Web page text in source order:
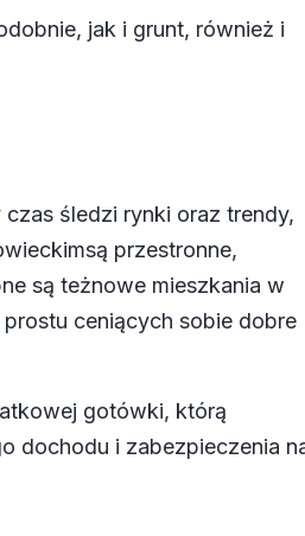
jak i grunt, również i
czas śledzi rynki oraz trendy,
są przestronne,
są teżnowe mieszkania w
ceniących sobie dobre
gotówki, którą
dochodu i zabezpieczenia